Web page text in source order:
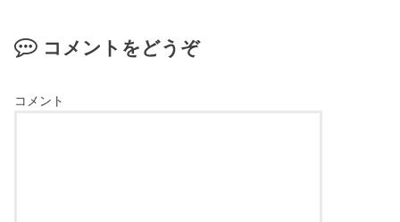
コメントをどうぞ
コメント